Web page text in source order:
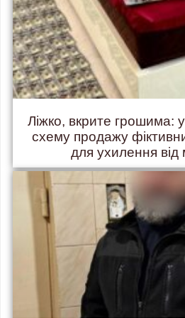
Ліжко, вкрите грошима:
схему продажу
для ухилення від